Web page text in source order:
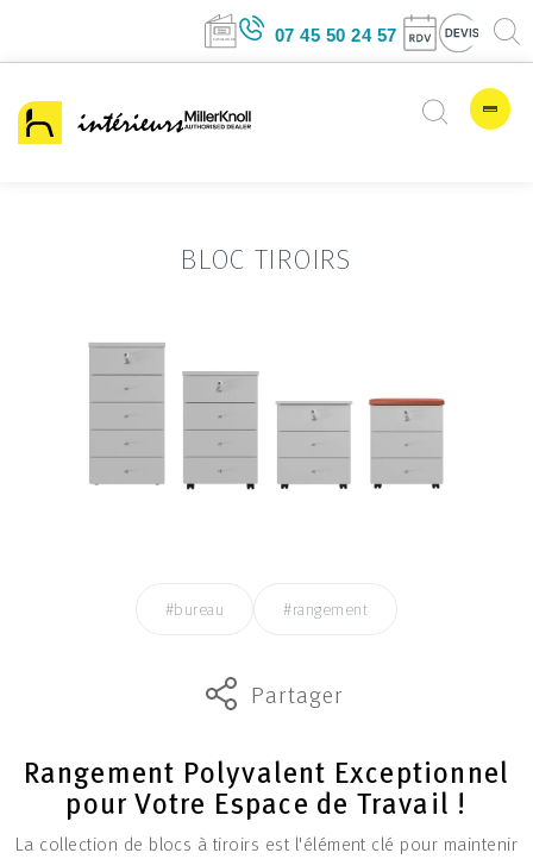
07 45 50 24 57
BLOC TIROIRS
#bureau #rangement
Partager
Rangement Polyvalent Exceptionnel
pour Votre Espace de Travail !
La collection de blocs à tiroirs est l'élément clé pour maintenir